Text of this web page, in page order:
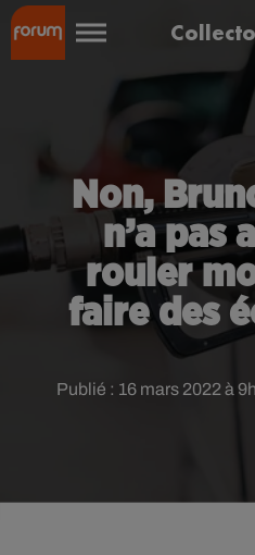
Non,
n’a pas
rouler
faire des
Publié : 16 mars 2022 à